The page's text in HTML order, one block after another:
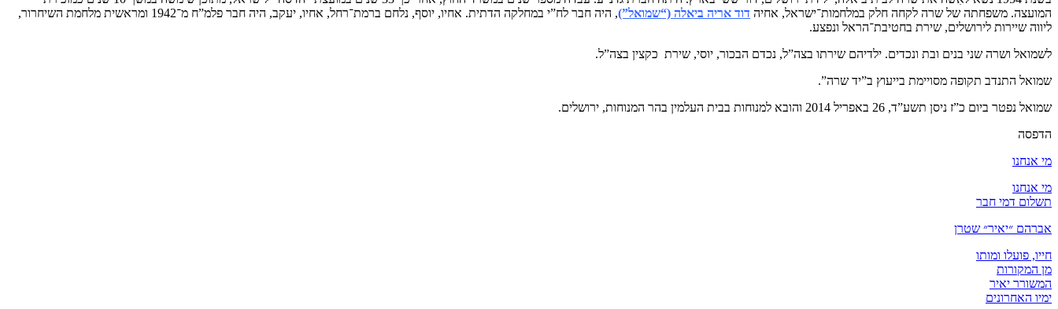
המועצה. משפחתה של שרה לקחה חלק במלחמות־ישראל, אחיה דוד אריה ביאלה (“שמואל”)
, היה חבר לח”י במחלקה הדתית. אחיו, יוסף, נלחם ברמת־רחל, אחיו, יעקב, היה חבר פלמ”ח מ־1942 ומראשית מלחמת השיחרור,
ליווה שיירות לירושלים, שירת בחטיבת־הראל ונפצע.
לשמואל ושרה שני בנים ובת ונכדים. ילדיהם שירתו בצה”ל, נכדם הבכור, יוסי, שירת כקצין בצה”ל.
שמואל התנדב תקופה מסויימת בייעוץ ב”יד שרה”.
שמואל נפטר ביום כ”ז ניסן תשע”ד, 26 באפריל 2014 והובא למנוחות בבית העלמין בהר המנוחות, ירושלים.
הדפסה
מי אנחנו
מי אנחנו
תשלום דמי חבר
אברהם ״יאיר״ שטרן
חייו, פועלו ומותו
מן המקורות
המשורר יאיר
ימיו האחרונים